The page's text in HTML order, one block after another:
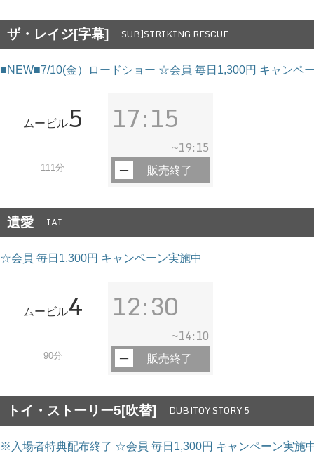
ザ・レイジ[字幕] SUB]STRIKING RESCUE
■NEW■7/10(金）ロードショー ☆会員 毎日1,300円 キャンペ
ムービル5
111分
17:15
~19:15
販売終了
遺愛 IAI
☆会員 毎日1,300円 キャンペーン実施中
ムービル4
90分
12:30
~14:10
販売終了
トイ・ストーリー5[吹替] DUB]TOY STORY 5
※入場者特典配布終了 ☆会員 毎日1,300円 キャンペーン実施